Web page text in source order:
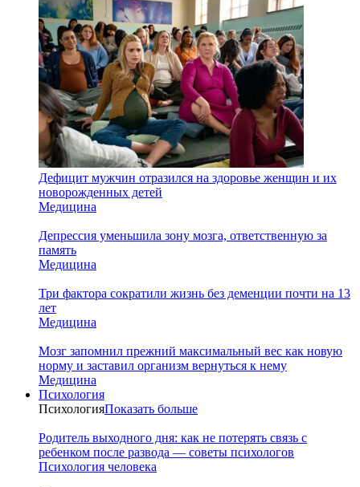
Дефицит мужчин отразился на здоровье женщин и их
новорожденных детей
Медицина
Депрессия уменьшила зону мозга, ответственную за
память
Медицина
Три фактора сократили жизнь без деменции почти на 13
лет
Медицина
Мозг запомнил прежний максимальный вес как новую
норму и заставил организм вернуться к нему
Медицина
Психология
ПсихологияПоказать больше
Родитель выходного дня: как не потерять связь с
ребенком после развода — советы психологов
Психология человека